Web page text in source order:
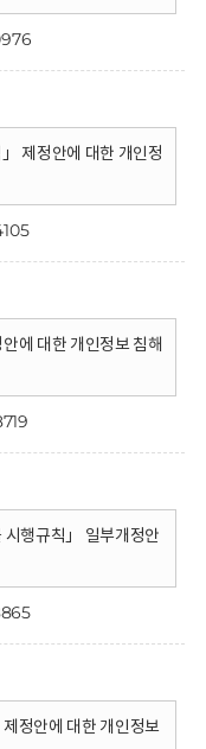
제정안에 대한 개인정
에 대한 개인정보 침해
시행규칙」 일부개정안
정안에 대한 개인정보